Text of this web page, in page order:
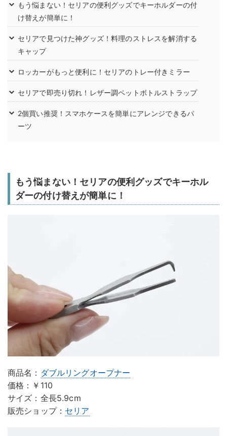
もう悩まない！セリアの便利グッズでキーホルダーの付
け替えが簡単に！
セリアで見つけた神グッズ！料理のストレスを解消する
キャップ
ロッカーがもっと便利に！セリアのトレー付きミラー
セリアで即売り切れ！レザー調ペットボトルストラップ
2個買い推奨！スマホケースを簡単にアレンジできるパ
ーツ
もう悩まない！セリアの便利グッズでキーホル
ダーの付け替えが簡単に！
商品名： ダブルリングオープナー
価格：￥110
サイズ：全長5.9cm
販売ショップ： セリア